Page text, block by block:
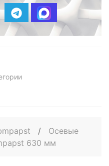
/
Осевые
630 мм